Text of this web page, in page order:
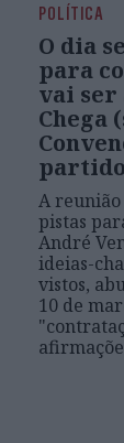
POLÍTICA
O dia
para
vai ser
Chega
A reunião
pistas
André
ideias-
vistos,
10 de